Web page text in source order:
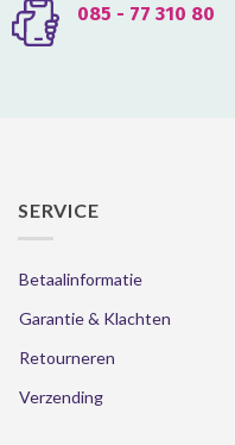
085 - 77 310 80
SERVICE
Betaalinformatie
Garantie & Klachten
Retourneren
Verzending